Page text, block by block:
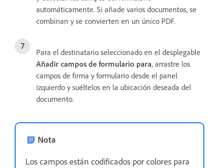
automáticamente. Si añade varios documentos, se
combinan y se convierten en un único PDF.
Para el destinatario seleccionado en el desplegable
Añadir campos de formulario para, arrastre los
campos de firma y formulario desde el panel
izquierdo y suéltelos en la ubicación deseada del
documento.
Nota
Los campos están codificados por colores para